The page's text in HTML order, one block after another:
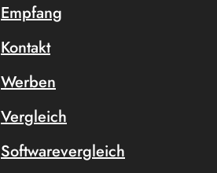
Empfang
Kontakt
Werben
Vergleich
Softwarevergleich